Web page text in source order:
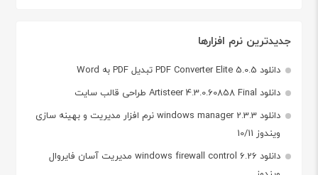
جدیدترین نرم افزارها
دانلود PDF Converter Elite 5.0.5 تبدیل PDF به Word
دانلود Artisteer 4.3.0.60858 Final طراحی قالب سایت
دانلود windows manager 2.3.3 نرم افزار مدیریت و بهینه سازی
ویندوز 10/11
دانلود windows firewall control 6.26 مدیریت آسان فایروال